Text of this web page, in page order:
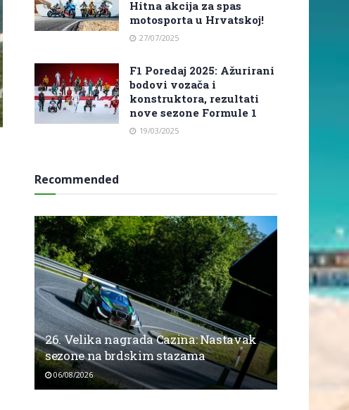
Hitna akcija za spas
motosporta u Hrvatskoj!
27/07/2025
F1 Poredaj 2025: Ažurirani
bodovi vozača i
konstruktora, rezultati
nove sezone Formule 1
19/03/2025
Recommended
26. Velika nagrada Cazina: Nastavak
sezone na brdskim stazama
06/08/2026